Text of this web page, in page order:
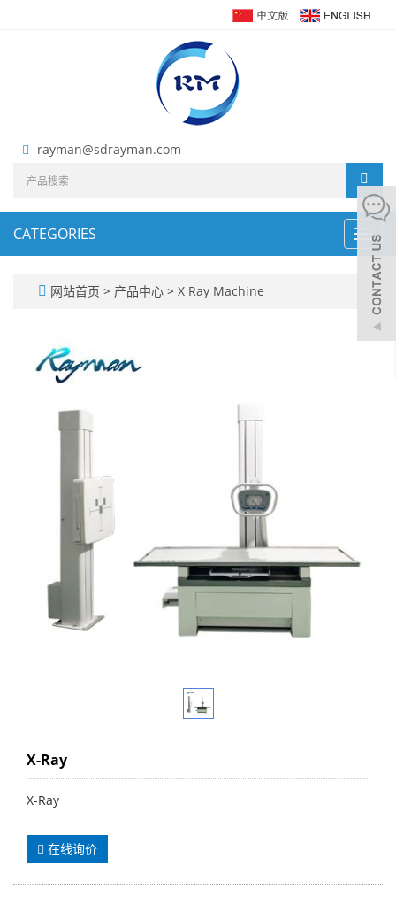
rayman@sdrayman.com
CATEGORIES
网站首页 > 产品中心 > X Ray Machine
X-Ray
X-Ray
在线询价